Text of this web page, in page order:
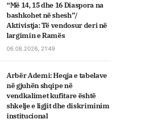
“Më 14, 15 dhe 16 Diaspora na
bashkohet në shesh”/
Aktivistja: Të vendosur deri në
largimin e Ramës
06.08.2026, 21:49
Arbër Ademi: Heqja e tabelave
në gjuhën shqipe në
vendkalimet kufitare është
shkelje e ligjit dhe diskriminim
institucional